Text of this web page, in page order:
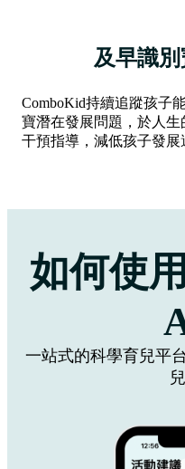
及早識
ComboKid持續追蹤孩子
寶潛在發展問題，於人
干預指導，減低孩子發展
如何使
一站式的科學育兒平